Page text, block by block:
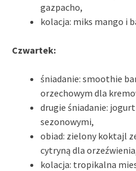
gazpacho,
kolacja: miks mango i
Czwartek:
śniadanie: smoothie
orzechowym dla
drugie śniadanie:
sezonowymi,
obiad: zielony koktajl
cytryną dla
kolacja: tropikalna